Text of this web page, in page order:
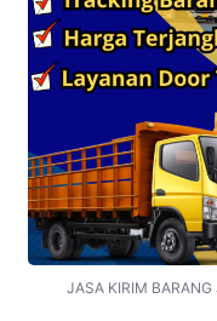
JASA KIRIM